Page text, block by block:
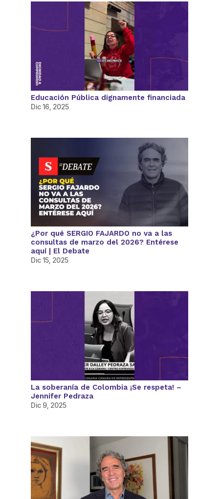
Educación Pública dignamente financiada
Dic 16, 2025
¿Por qué SERGIO FAJARDO no va a las
consultas de marzo del 2026? Entérese
aquí | El Debate
Dic 15, 2025
La soberanía de Colombia ¡Se respeta! –
Jennifer Pedraza
Dic 9, 2025